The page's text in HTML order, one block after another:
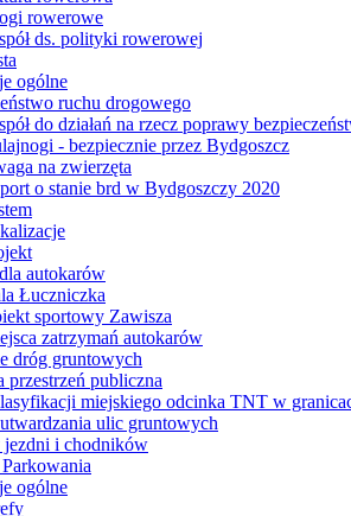
rowerowe
ds. polityki rowerowej
ogólne
ruchu drogowego
do działań na rzecz poprawy
- bezpiecznie przez Bydgoszcz
na zwierzęta
o stanie brd w Bydgoszczy 2020
autokarów
Łuczniczka
sportowy Zawisza
zatrzymań autokarów
dróg gruntowych
przestrzeń publiczna
miejskiego odcinka TNT w
ulic gruntowych
jezdni i chodników
Parkowania
ogólne